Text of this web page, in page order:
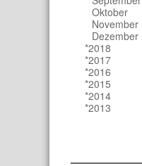
Oktober
November
Dezember
*2018
*2017
*2016
*2015
*2014
*2013